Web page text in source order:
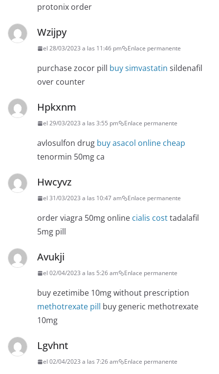
protonix order
Wzijpy
el 28/03/2023 a las 11:46 pm Enlace permanente
purchase zocor pill buy simvastatin sildenafil
over counter
Hpkxnm
el 29/03/2023 a las 3:55 pm Enlace permanente
avlosulfon drug buy asacol online cheap
tenormin 50mg ca
Hwcyvz
el 31/03/2023 a las 10:47 am Enlace permanente
order viagra 50mg online cialis costtadalafil
5mg pill
Avukji
el 02/04/2023 a las 5:26 am Enlace permanente
buy ezetimibe 10mg without prescription
methotrexate pill buy generic methotrexate
10mg
Lgvhnt
el 02/04/2023 a las 7:26 am Enlace permanente